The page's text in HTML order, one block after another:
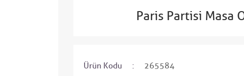
Paris Partisi Masa
Ürün Kodu
265584